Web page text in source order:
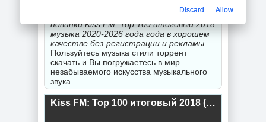
отдельного исполнителя торрентом.
Смешанные стили порадуют Васскачать
новинки Kiss FM: Top 100 итоговый 2018
музыка 2020-2026 года года в хорошем
качестве без регистрации и рекламы.
Пользуйтесь музыка стили торрент
скачать и Вы погружаетесь в мир
незабываемого искусства музыкального
звука.
Kiss FM: Top 100 итоговый 2018 (2019) торрент
Discard Allow